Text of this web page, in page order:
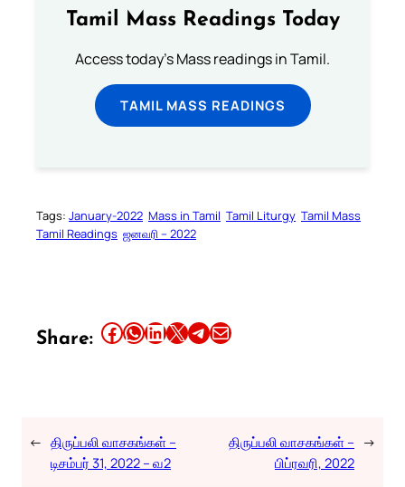
Tamil Mass Readings Today
Access today's Mass readings in Tamil.
TAMIL MASS READINGS
Tags: January-2022 Mass in Tamil Tamil Liturgy Tamil Mass
Tamil Readings ஜனவரி – 2022
Share: Share this article on Facebook Share this article on WhatsApp Share this article on LinkedIn Share this article on X Share this article on TelegramEmail this Article
← திருப்பலி வாசகங்கள் –
டிசம்பர் 31, 2022 – வ2
திருப்பலி வாசகங்கள் –
பிப்ரவரி, 2022
→